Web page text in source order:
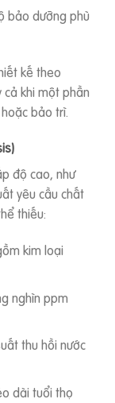
bảo dưỡng phù
kế theo
khi một phần
bảo trì.
độ cao, như
yêu cầu chất
thiếu:
kim loại
nghìn ppm
thu hồi nước
dài tuổi thọ